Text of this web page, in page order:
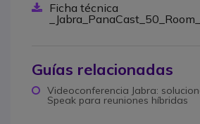
Ficha técnica
Guías relacionadas
Videoconferencia Jabra:
Speak para reuniones híbridas